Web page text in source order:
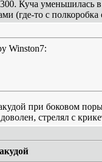
Куча уменьшилась
(где-то с
Winston7:
при боковом
стрелял с